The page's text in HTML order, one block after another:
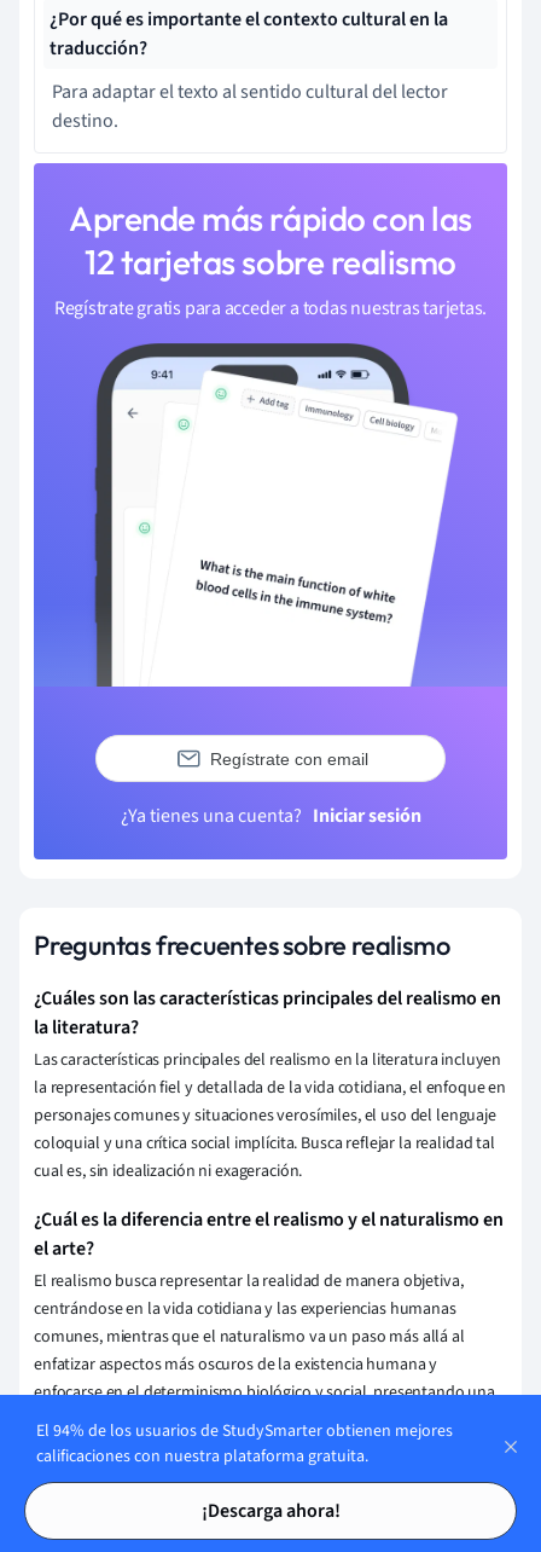
Tarjetas de estudio
Tarjetas de estudio
¿Por qué es importante el contexto cultural en la
traducción?
Para adaptar el texto al sentido cultural del lector
destino.
Aprende más rápido con las
12 tarjetas sobre realismo
Regístrate gratis para acceder a todas nuestras tarjetas.
Regístrate con email
¿Ya tienes una cuenta? Iniciar sesión
Preguntas frecuentes sobre realismo
¿Cuáles son las características principales del realismo en
la literatura?
Las características principales del realismo en la literatura incluyen
la representación fiel y detallada de la vida cotidiana, el enfoque en
personajes comunes y situaciones verosímiles, el uso del lenguaje
coloquial y una crítica social implícita. Busca reflejar la realidad tal
cual es, sin idealización ni exageración.
¿Cuál es la diferencia entre el realismo y el naturalismo en
el arte?
El realismo busca representar la realidad de manera objetiva,
centrándose en la vida cotidiana y las experiencias humanas
comunes, mientras que el naturalismo va un paso más allá al
enfatizar aspectos más oscuros de la existencia humana y
enfocarse en el determinismo biológico y social, presentando una
visión pesimista y detallada.
¿Quiénes son algunos de los autores más representativos
del realismo literario?
Algunos de los autores más representativos del realismo literario
El 94% de los usuarios de StudySmarter obtienen mejores
calificaciones con nuestra plataforma gratuita.
¡Descarga ahora!